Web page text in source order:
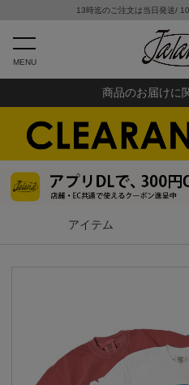
13時迄のご注文は当日発送/
MENU
商品のお届けに
アイテム